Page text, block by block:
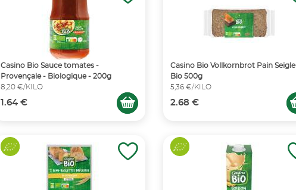
Casino Bio Sauce tomates -
Provençale - Biologique - 200g
8,20 €/KILO
1.64 €
Casino Bio Vollkornbrot Pain Seigle
Bio 500g
5,36 €/KILO
2.68 €